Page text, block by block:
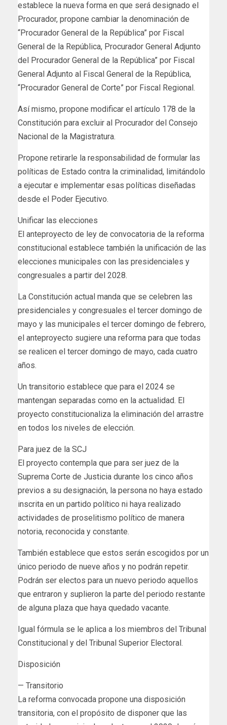
establece la nueva forma en que será designado el
Procurador, propone cambiar la denominación de
“Procurador General de la República” por Fiscal
General de la República, Procurador General Adjunto
del Procurador General de la República” por Fiscal
General Adjunto al Fiscal General de la República,
“Procurador General de Corte” por Fiscal Regional.
Así mismo, propone modificar el artículo 178 de la
Constitución para excluir al Procurador del Consejo
Nacional de la Magistratura.
Propone retirarle la responsabilidad de formular las
políticas de Estado contra la criminalidad, limitándolo
a ejecutar e implementar esas políticas diseñadas
desde el Poder Ejecutivo.
Unificar las elecciones
El anteproyecto de ley de convocatoria de la reforma
constitucional establece también la unificación de las
elecciones municipales con las presidenciales y
congresuales a partir del 2028.
La Constitución actual manda que se celebren las
presidenciales y congresuales el tercer domingo de
mayo y las municipales el tercer domingo de febrero,
el anteproyecto sugiere una reforma para que todas
se realicen el tercer domingo de mayo, cada cuatro
años.
Un transitorio establece que para el 2024 se
mantengan separadas como en la actualidad. El
proyecto constitucionaliza la eliminación del arrastre
en todos los niveles de elección.
Para juez de la SCJ
El proyecto contempla que para ser juez de la
Suprema Corte de Justicia durante los cinco años
previos a su designación, la persona no haya estado
inscrita en un partido político ni haya realizado
actividades de proselitismo político de manera
notoria, reconocida y constante.
También establece que estos serán escogidos por un
único periodo de nueve años y no podrán repetir.
Podrán ser electos para un nuevo periodo aquellos
que entraron y suplieron la parte del periodo restante
de alguna plaza que haya quedado vacante.
Igual fórmula se le aplica a los miembros del Tribunal
Constitucional y del Tribunal Superior Electoral.
Disposición
— Transitorio
La reforma convocada propone una disposición
transitoria, con el propósito de disponer que las